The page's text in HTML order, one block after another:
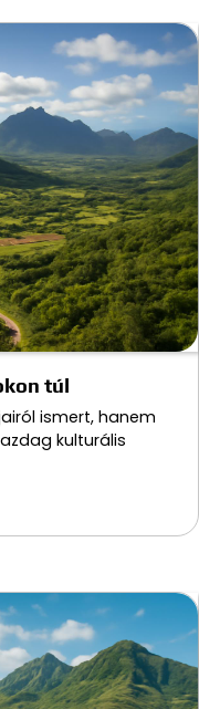
túl
ismert, hanem
kulturális